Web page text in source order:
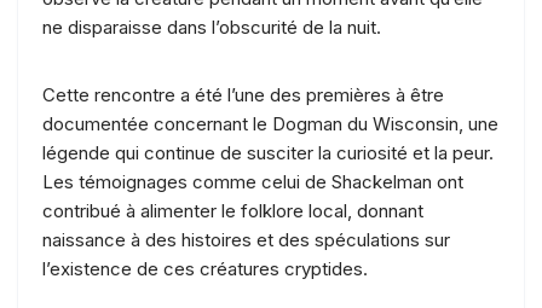
ne disparaisse dans l’obscurité de la nuit.
Cette rencontre a été l’une des premières à être
documentée concernant le Dogman du Wisconsin, une
légende qui continue de susciter la curiosité et la peur.
Les témoignages comme celui de Shackelman ont
contribué à alimenter le folklore local, donnant
naissance à des histoires et des spéculations sur
l’existence de ces créatures cryptides.